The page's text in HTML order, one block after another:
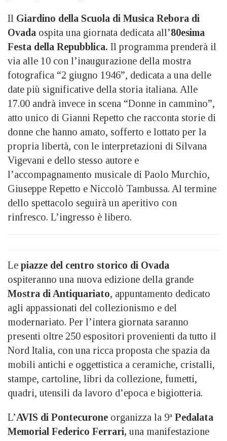
Il Giardino della Scuola di Musica Rebora di
Ovada ospita una giornata dedicata all’80esima
Festa della Repubblica. Il programma prenderà il
via alle 10 con l’inaugurazione della mostra
fotografica “2 giugno 1946”, dedicata a una delle
date più significative della storia italiana. Alle
17.00 andrà invece in scena “Donne in cammino”,
atto unico di Gianni Repetto che racconta storie di
donne che hanno amato, sofferto e lottato per la
propria libertà, con le interpretazioni di Silvana
Vigevani e dello stesso autore e
l’accompagnamento musicale di Paolo Murchio,
Giuseppe Repetto e Niccolò Tambussa. Al termine
dello spettacolo seguirà un aperitivo con
rinfresco. L’ingresso è libero.
Le piazze del centro storico di Ovada
ospiteranno una nuova edizione della grande
Mostra di Antiquariato, appuntamento dedicato
agli appassionati del collezionismo e del
modernariato. Per l’intera giornata saranno
presenti oltre 250 espositori provenienti da tutto il
Nord Italia, con una ricca proposta che spazia da
mobili antichi e oggettistica a ceramiche, cristalli,
stampe, cartoline, libri da collezione, fumetti,
quadri, utensili da lavoro d’epoca e bigiotteria.
L’AVIS di Pontecurone organizza la 9ª Pedalata
Memorial Federico Ferrari, una manifestazione